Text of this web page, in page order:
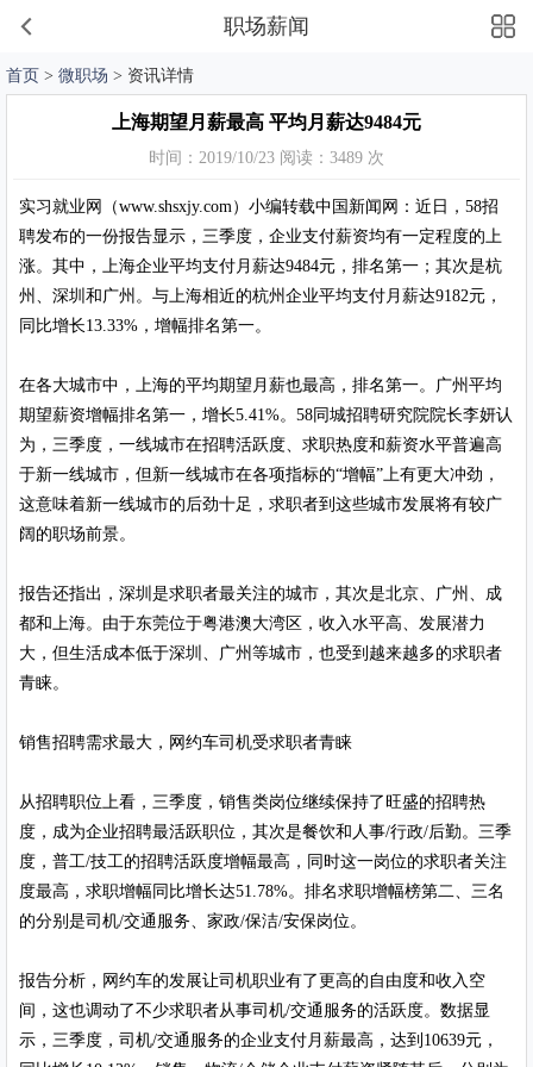
职场薪闻
首页 > 微职场 > 资讯详情
上海期望月薪最高 平均月薪达9484元
时间：2019/10/23 阅读：3489 次
实习就业网（www.shsxjy.com）小编转载中国新闻网：近日，58招
聘发布的一份报告显示，三季度，企业支付薪资均有一定程度的上
涨。其中，上海企业平均支付月薪达9484元，排名第一；其次是杭
州、深圳和广州。与上海相近的杭州企业平均支付月薪达9182元，
同比增长13.33%，增幅排名第一。
在各大城市中，上海的平均期望月薪也最高，排名第一。广州平均
期望薪资增幅排名第一，增长5.41%。58同城招聘研究院院长李妍认
为，三季度，一线城市在招聘活跃度、求职热度和薪资水平普遍高
于新一线城市，但新一线城市在各项指标的“增幅”上有更大冲劲，
这意味着新一线城市的后劲十足，求职者到这些城市发展将有较广
阔的职场前景。
报告还指出，深圳是求职者最关注的城市，其次是北京、广州、成
都和上海。由于东莞位于粤港澳大湾区，收入水平高、发展潜力
大，但生活成本低于深圳、广州等城市，也受到越来越多的求职者
青睐。
销售招聘需求最大，网约车司机受求职者青睐
从招聘职位上看，三季度，销售类岗位继续保持了旺盛的招聘热
度，成为企业招聘最活跃职位，其次是餐饮和人事/行政/后勤。三季
度，普工/技工的招聘活跃度增幅最高，同时这一岗位的求职者关注
度最高，求职增幅同比增长达51.78%。排名求职增幅榜第二、三名
的分别是司机/交通服务、家政/保洁/安保岗位。
报告分析，网约车的发展让司机职业有了更高的自由度和收入空
间，这也调动了不少求职者从事司机/交通服务的活跃度。数据显
示，三季度，司机/交通服务的企业支付月薪最高，达到10639元，